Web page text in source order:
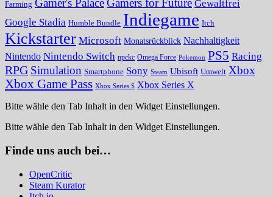
Farming Gamer's PalaceGamers for Future Gewaltfrei
Google Stadia Humble Bundle Indiegame Itch
Kickstarter Microsoft Monatsrückblick Nachhaltigkeit
Nintendo Nintendo Switch npckc Omega Force Pokemon PS5 Racing
RPG Simulation Smartphone Sony Steam Ubisoft Umwelt Xbox
Xbox Game Pass Xbox Series S Xbox Series X
Bitte wähle den Tab Inhalt in den Widget Einstellungen.
Bitte wähle den Tab Inhalt in den Widget Einstellungen.
Finde uns auch bei…
OpenCritic
Steam Kurator